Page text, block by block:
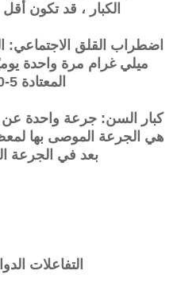
الكبار ، قد تكون
المعتادة 5-20 ملغ يوميا
هي الجرعة الموصى بها
بعد في الجرعة
التفاعلات